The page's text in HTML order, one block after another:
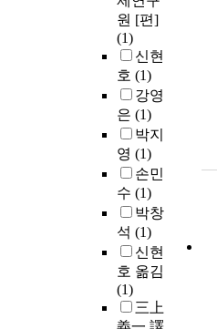
원 [편]
(1)
신현
호 (1)
강영
은 (1)
박지
영 (1)
손민
수 (1)
박창
석 (1)
신현
호 옮김
(1)
三上